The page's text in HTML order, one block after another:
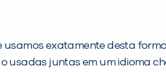
usamos exatamente desta
usadas juntas em um idioma